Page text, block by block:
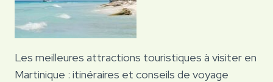
Les meilleures attractions touristiques à visiter en
Martinique : itinéraires et conseils de voyage